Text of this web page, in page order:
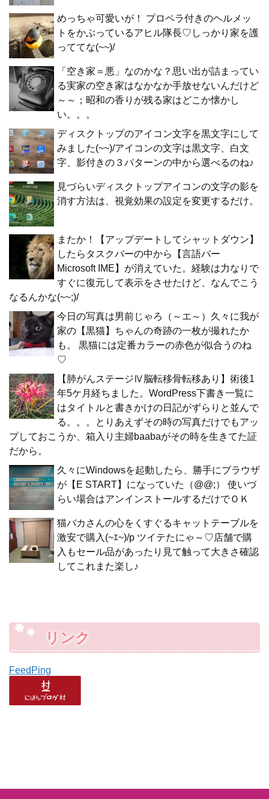
めっちゃ可愛いが！ プロペラ付きのヘルメッ
トをかぶっているアヒル隊長♡しっかり家を護
っててな(~~)/
「空き家＝悪」なのかな？思い出が詰まってい
る実家の空き家はなかなか手放せないんだけど
～～；昭和の香りが残る家はどこか懐かし
い。。。
ディスクトップのアイコン文字を黒文字にして
みました(~~)/アイコンの文字は黒文字、白文
字、影付きの３パターンの中から選べるのね♪
見づらいディスクトップアイコンの文字の影を
消す方法は、視覚効果の設定を変更するだけ。
またか！【アップデートしてシャットダウン】
したらタスクバーの中から【言語バー
Microsoft IME】が消えていた。経験は力なりで
すぐに復元して表示をさせたけど、なんでこう
なるんかな(~~;)/
今日の写真は男前じゃろ（～エ～）久々に我が
家の【黒猫】ちゃんの奇跡の一枚が撮れたか
も。 黒猫には定番カラーの赤色が似合うのね
♡
【肺がんステージⅣ脳転移骨転移あり】術後1
年5ケ月経ちました。WordPress下書き一覧に
はタイトルと書きかけの日記がずらりと並んで
る。。。とりあえずその時の写真だけでもアッ
プしておこうか、箱入り主婦baabaがその時を生きてた証
だから。
久々にWindowsを起動したら、勝手にブラウザ
が【E START】になっていた（@@;） 使いづ
らい場合はアンインストールするだけでＯＫ
猫バカさんの心をくすぐるキャットテーブルを
激安で購入(~ｴ~)/p ツイテたにゃ～♡店舗で購
入もセール品があったり見て触って大きさ確認
してこれまた楽し♪
リンク
FeedPing